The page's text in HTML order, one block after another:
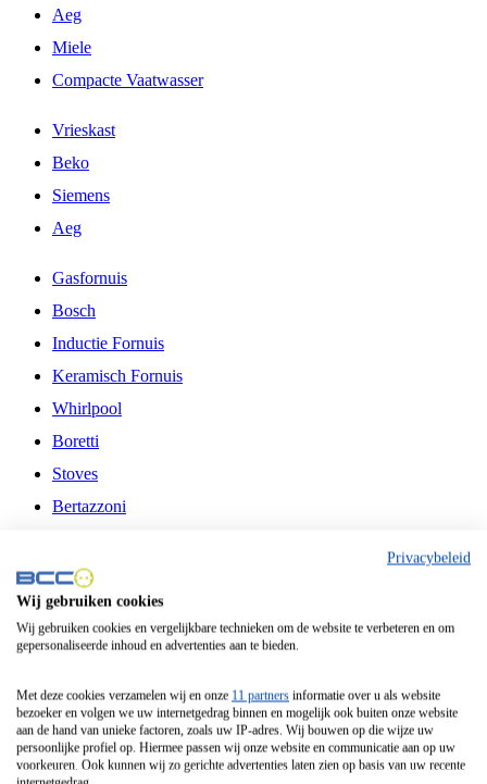
Aeg
Miele
Compacte Vaatwasser
Vrieskast
Beko
Siemens
Aeg
Gasfornuis
Bosch
Inductie Fornuis
Keramisch Fornuis
Whirlpool
Boretti
Stoves
Bertazzoni
Fitelli
Airfryer
Frituurpan
Contactgrill
Broodbakmachine
Broodrooster
Privacybeleid
Wij gebruiken cookies
Wij gebruiken cookies en vergelijkbare technieken om de website te verbeteren en om
gepersonaliseerde inhoud en advertenties aan te bieden.
Met deze cookies verzamelen wij en onze 11 partners informatie over u als website
bezoeker en volgen we uw internetgedrag binnen en mogelijk ook buiten onze website
aan de hand van unieke factoren, zoals uw IP-adres. Wij bouwen op die wijze uw
persoonlijke profiel op. Hiermee passen wij onze website en communicatie aan op uw
voorkeuren. Ook kunnen wij zo gerichte advertenties laten zien op basis van uw recente